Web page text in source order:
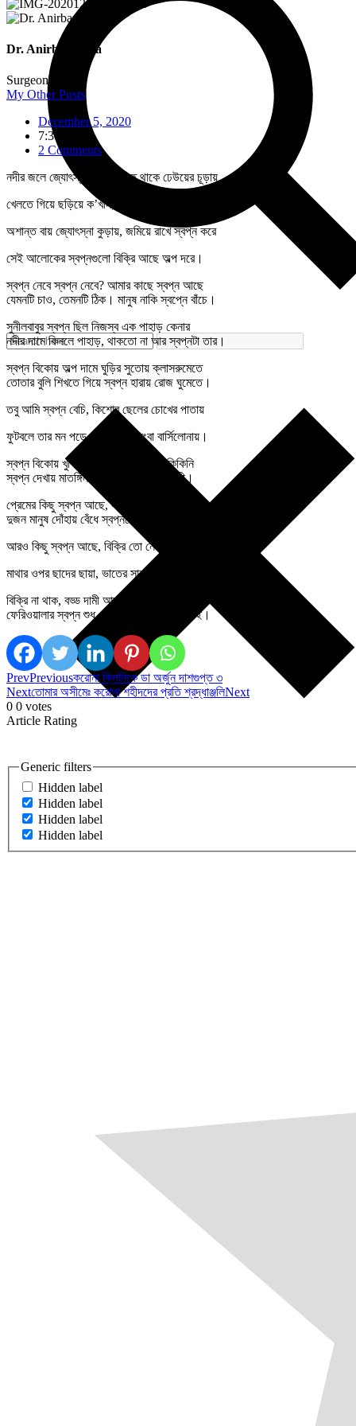
Generic filters
Hidden label
Hidden label
Hidden label
Hidden label
Dr. Anirban Jana
Surgeon
My Other Posts
December 5, 2020
7:36 am
2 Comments
নদীর জলে জ্যোৎস্নাগুলো খেলতে থাকে ঢেউয়ের চূড়ায়
খেলতে গিয়ে ছড়িয়ে ক’খান, ছড়িয়ে পড়ুক অশান্ত বায়।
অশান্ত বায় জ্যোৎস্না কুড়ায়, জমিয়ে রাখে স্বপ্ন করে
সেই আলোকের স্বপ্নগুলো বিক্রি আছে অল্প দরে।
স্বপ্ন নেবে স্বপ্ন নেবে? আমার কাছে স্বপ্ন আছে
যেমনটি চাও, তেমনটি ঠিক। মানুষ নাকি স্বপ্নে বাঁচে।
সুনীলবাবুর স্বপ্ন ছিল নিজস্ব এক পাহাড় কেনার
নদীর দামে কিনলে পাহাড়, থাকতো না আর স্বপ্নটা তার।
স্বপ্ন বিকোয় অল্প দামে ঘুড়ির সুতোয় ক্লাসরুমেতে
তোতার বুলি শিখতে গিয়ে স্বপ্ন হারায় রোজ ঘুমেতে।
তবু আমি স্বপ্ন বেচি, কিশোর ছেলের চোখের পাতায়
ফুটবলে তার মন পড়ে থাক, মেসি কিংবা বার্সিলোনায়।
স্বপ্ন বিকোয় খুকির চোখে পূজোর নতুন বিকিকিনি
স্বপ্ন দেখায় মাতঙ্গিনী, স্বপ্ন দেখায় কাদম্বিনী।
প্রেমের কিছু স্বপ্ন আছে, স্বপ্ন আঁকি যৌবনেতে
দুজন মানুষ দোঁহায় বেঁধে স্বপ্নতে চায় হারিয়ে যেতে।
আরও কিছু স্বপ্ন আছে, বিক্রি তো নেই, এমনি থাকা
মাথার ওপর ছাদের ছায়া, ভাতের সাথে নুনটি রাখা।
বিক্রি না থাক, বড্ড দামী আমার কাছে এ স্বপ্নটাই
ফেরিওয়ালার স্বপ্ন শুধু এ স্বপ্নটা ছড়িয়ে দেওয়াই।
PrevPreviousকরোনা ক্লিনিকে ডা অর্জুন দাশগুপ্ত ৩
Nextতোমার অসীমেঃ করোনা শহীদদের প্রতি শ্রদ্ধাঞ্জলিNext
0 0 votes
Article Rating